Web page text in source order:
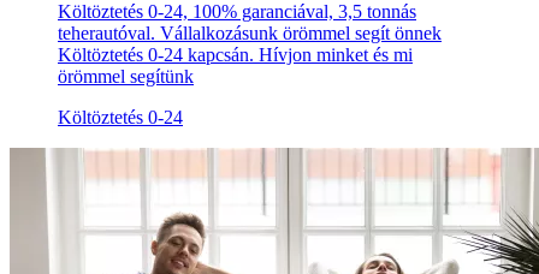
Költöztetés 0-24, 100% garanciával, 3,5 tonnás
teherautóval. Vállalkozásunk örömmel segít önnek
Költöztetés 0-24 kapcsán. Hívjon minket és mi
örömmel segítünk
Költöztetés 0-24